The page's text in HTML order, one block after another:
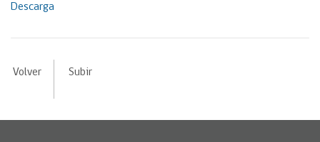
Descarga
Volver Subir